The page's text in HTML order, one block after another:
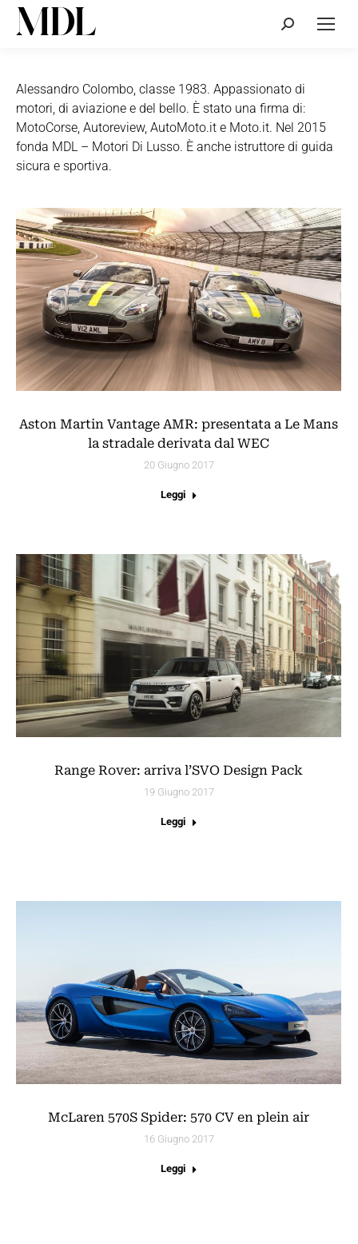
Cerca:
Alessandro Colombo, classe 1983. Appassionato di
motori, di aviazione e del bello. È stato una firma di:
MotoCorse, Autoreview, AutoMoto.it e Moto.it. Nel 2015
fonda MDL – Motori Di Lusso. È anche istruttore di guida
sicura e sportiva.
Aston Martin Vantage AMR: presentata a Le Mans
la stradale derivata dal WEC
20 Giugno 2017
Leggi
Range Rover: arriva l’SVO Design Pack
19 Giugno 2017
Leggi
McLaren 570S Spider: 570 CV en plein air
16 Giugno 2017
Leggi